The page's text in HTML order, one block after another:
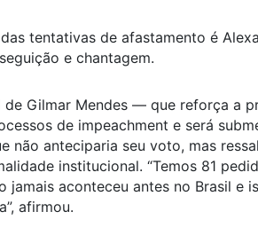
tentativas de afastamento é
e chantagem.
Gilmar Mendes — que reforça a
de impeachment e será
não anteciparia seu voto, mas
institucional. “Temos 81
jamais aconteceu antes no Brasil e
afirmou.